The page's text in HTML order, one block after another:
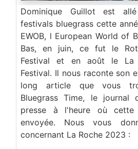
Dominique Guillot est
festivals bluegrass cette
EWOB, l European World of
Bas, en juin, ce fut le
Festival et en août le La
Festival. Il nous raconte son
long article que vous
Bluegrass Time, le journal
presse à l'heure où
envoyée. Nous vous
concernant La Roche 2023 :